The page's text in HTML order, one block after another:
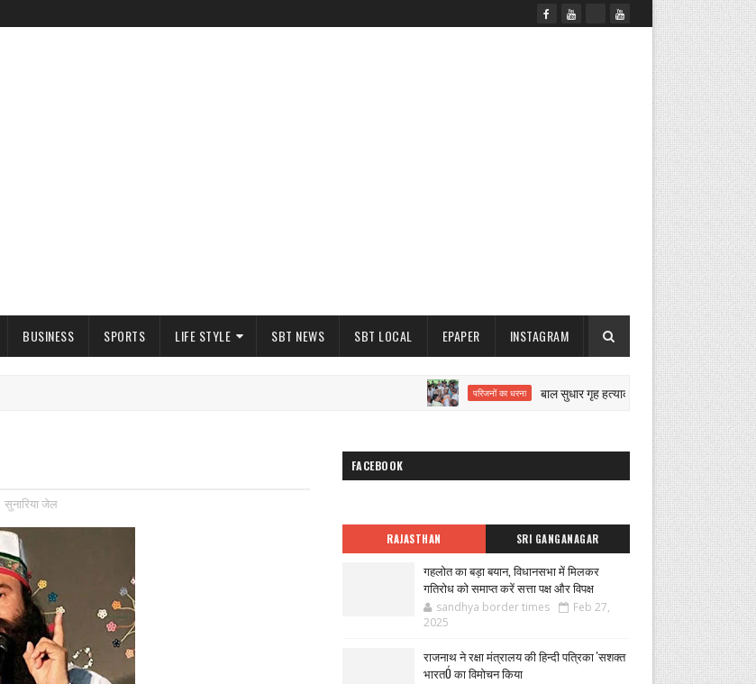
BUSINESS SPORTS LIFE STYLE SBT NEWS SBT LOCAL EPAPER INSTAGRAM
परिजनों का धरना बाल सुधार गृह हत्याकांड पर बवाल नगर
सुनारिया जेल
FACEBOOK
RAJASTHAN SRI GANGANAGAR
गहलोत का बड़ा बयान, विधानसभा में मिलकर
गतिरोध को समाप्त करें सत्ता पक्ष और विपक्ष
sandhya border times
Feb 27,
2025
राजनाथ ने रक्षा मंत्रालय की हिन्दी पत्रिका 'सशक्त
भारतÓ का विमोचन किया